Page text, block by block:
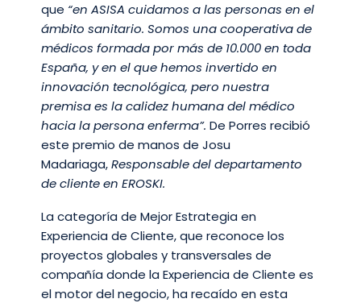
que “en ASISA cuidamos a las personas en el
ámbito sanitario. Somos una cooperativa de
médicos formada por más de 10.000 en toda
España, y en el que hemos invertido en
innovación tecnológica, pero nuestra
premisa es la calidez humana del médico
hacia la persona enferma”. De Porres recibió
este premio de manos de Josu
Madariaga,Responsable del departamento
de cliente en EROSKI.
La categoría de Mejor Estrategia en
Experiencia de Cliente, que reconoce los
proyectos globales y transversales de
compañía donde la Experiencia de Cliente es
el motor del negocio, ha recaído en esta